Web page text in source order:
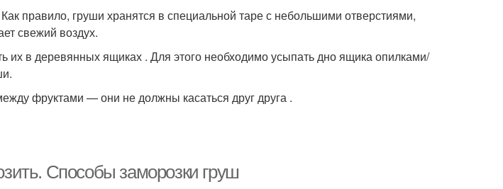
правило, груши хранятся в специальной таре с небольшими отверстиями,
свежий воздух.
их в деревянных ящиках . Для этого необходимо усыпать дно ящика опилками/
фруктами — они не должны касаться друг друга .
Способы заморозки груш